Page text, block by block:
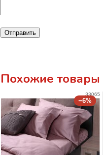
Отправить
Похожие товары
−6%
33065